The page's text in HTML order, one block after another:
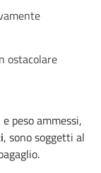
ostacolare
peso ammessi,
, sono soggetti al